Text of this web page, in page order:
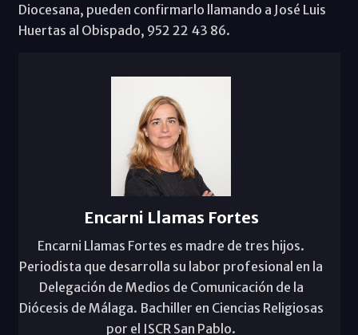
Diocesana, pueden confirmarlo llamando a José Luis
Huertas al Obispado, 952 22 43 86.
Encarni Llamas Fortes
Encarni Llamas Fortes es madre de tres hijos.
Periodista que desarrolla su labor profesional en la
Delegación de Medios de Comunicación de la
Diócesis de Málaga. Bachiller en Ciencias Religiosas
por el ISCR San Pablo.